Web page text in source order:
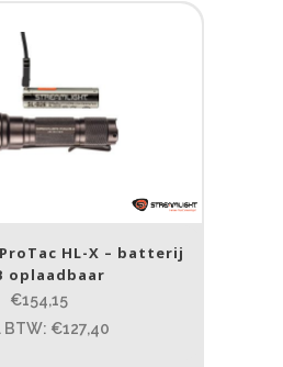
HL-X – batterij
oplaadbaar
€154,15
BTW: €127,40